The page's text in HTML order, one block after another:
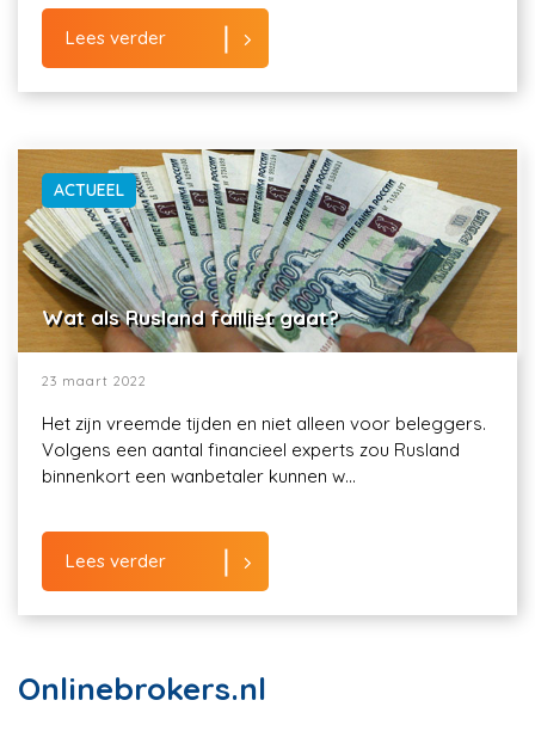
Lees verder
ACTUEEL
Wat als Rusland failliet gaat?
23 maart 2022
Het zijn vreemde tijden en niet alleen voor beleggers.
Volgens een aantal financieel experts zou Rusland
binnenkort een wanbetaler kunnen w...
Lees verder
Onlinebrokers.nl